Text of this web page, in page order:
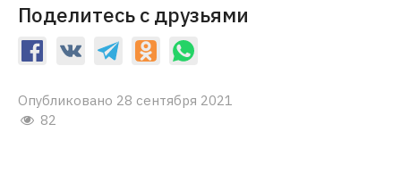
Поделитесь с друзьями
Опубликовано 28 сентября 2021
82